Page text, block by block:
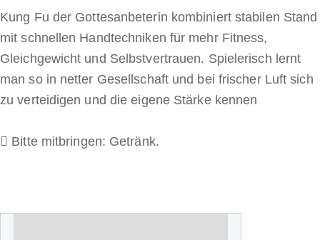
Kung Fu der Gottesanbeterin kombiniert stabilen Stand
mit schnellen Handtechniken für mehr Fitness,
Gleichgewicht und Selbstvertrauen. Spielerisch lernt
man so in netter Gesellschaft und bei frischer Luft sich
zu verteidigen und die eigene Stärke kennen
Bitte mitbringen: Getränk.